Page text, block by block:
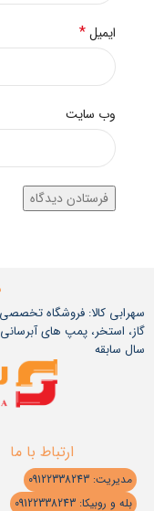
ایمیل*
وب‌ سایت
سهرابی کالا: فروشگاه
سال سابقه
ارتباط با ما
مدیریت: 09122338243
بله و روبیکا: 09122338243